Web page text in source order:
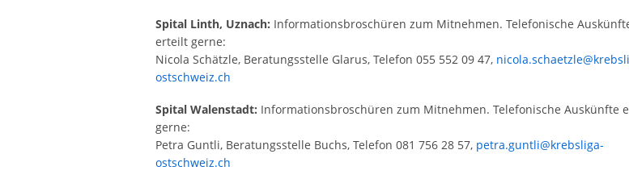
Spital Linth, Uznach: Informationsbroschüren zum Mitnehmen. Telefonische
erteilt gerne:
Nicola Schätzle, Beratungsstelle Glarus, Telefon 055 552 09 47,
ostschweiz.ch
Spital Walenstadt: Informationsbroschüren zum Mitnehmen. Telefonische Auskünfte
gerne:
Petra Guntli, Beratungsstelle Buchs, Telefon 081 756 28 57, petra.guntli@krebsliga-
ostschweiz.ch